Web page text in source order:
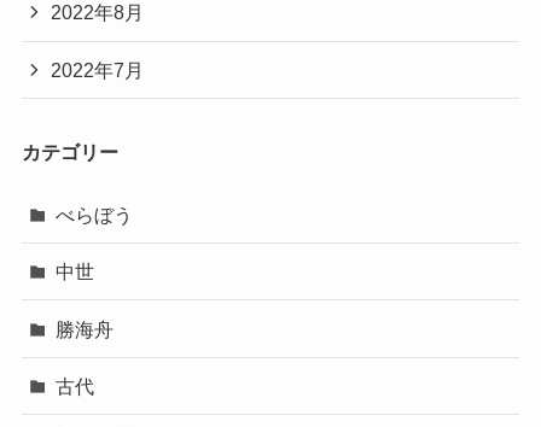
2022年8月
2022年7月
カテゴリー
べらぼう
中世
勝海舟
古代